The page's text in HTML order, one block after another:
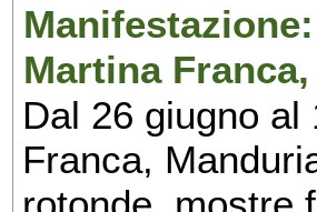
Martina
Dal 26 giugno al
Franca,